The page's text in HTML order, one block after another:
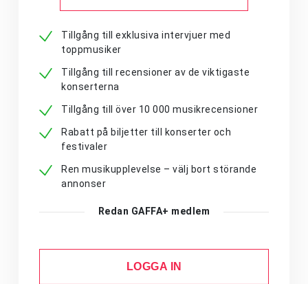
Tillgång till exklusiva intervjuer med
toppmusiker
Tillgång till recensioner av de viktigaste
konserterna
Tillgång till över 10 000 musikrecensioner
Rabatt på biljetter till konserter och
festivaler
Ren musikupplevelse – välj bort störande
annonser
Redan GAFFA+ medlem
LOGGA IN